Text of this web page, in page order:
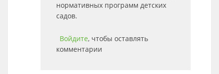
нормативных программ детских
садов.
Войдите, чтобы оставлять
комментарии